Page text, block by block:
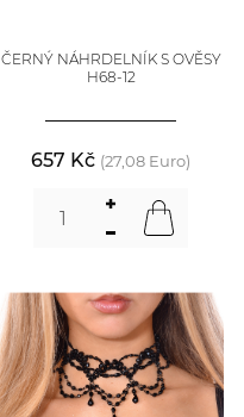
ČERNÝ NÁHRDELNÍK S OVĚSY
H68-12
657 Kč (27,08 Euro)